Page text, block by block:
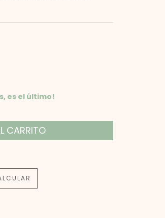
es el último!